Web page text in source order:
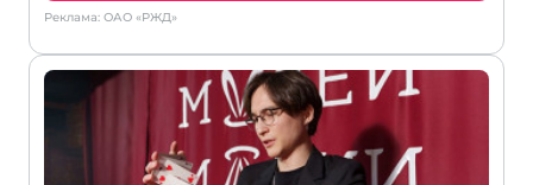
Реклама: ОАО «РЖД»